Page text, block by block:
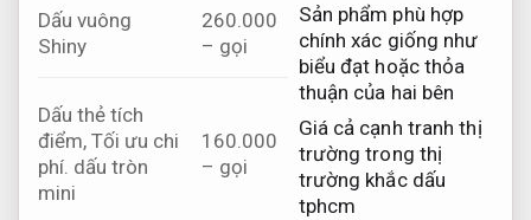
Sản phẩm phù hợp
chính xác giống như
biểu đạt hoặc thỏa
thuận của hai bên
Giá cả cạnh tranh thị
trường trong thị
trường khắc dấu
tphcm
Dấu vuông
Shiny
260.000
– gọi
Dấu thẻ tích
điểm, Tối ưu chi
phí. dấu tròn
mini
160.000
– gọi